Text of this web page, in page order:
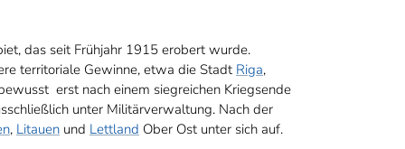
das seit Frühjahr 1915 erobert wurde.
territoriale Gewinne, etwa die Stadt Riga,
erst nach einem siegreichen Kriegsende
unter Militärverwaltung. Nach der
, Litauen und Lettland Ober Ost unter sich auf.